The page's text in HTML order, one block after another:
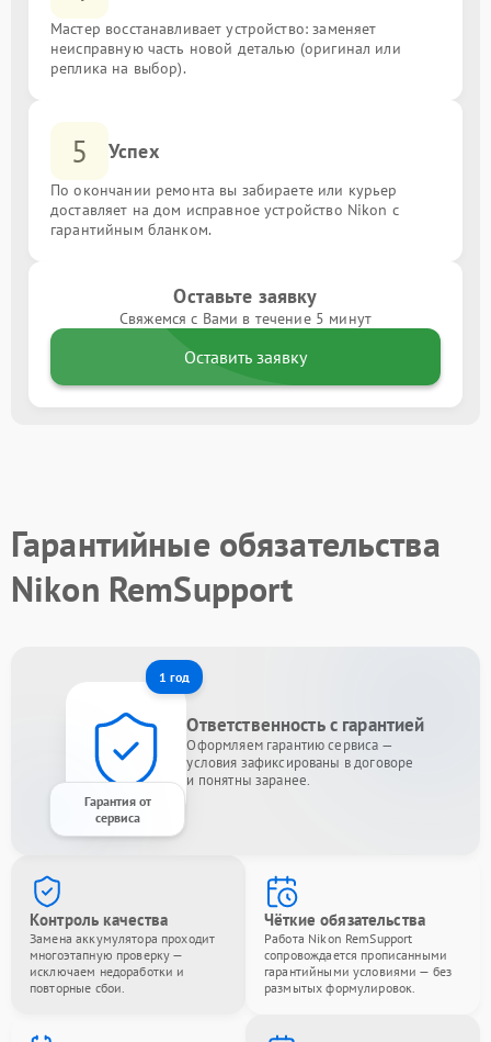
Мастер восстанавливает устройство: заменяет
неисправную часть новой деталью (оригинал или
реплика на выбор).
5 Успех
По окончании ремонта вы забираете или курьер
доставляет на дом исправное устройство Nikon с
гарантийным бланком.
Оставьте заявку
Свяжемся с Вами в течение 5 минут
Оставить заявку
Гарантийные обязательства
Nikon RemSupport
1 год
Гарантия от
сервиса
Ответственность с гарантией
Оформляем гарантию сервиса —
условия зафиксированы в договоре
и понятны заранее.
Контроль качества
Замена аккумулятора проходит
многоэтапную проверку —
исключаем недоработки и
повторные сбои.
Чёткие обязательства
Работа Nikon RemSupport
сопровождается прописанными
гарантийными условиями — без
размытых формулировок.